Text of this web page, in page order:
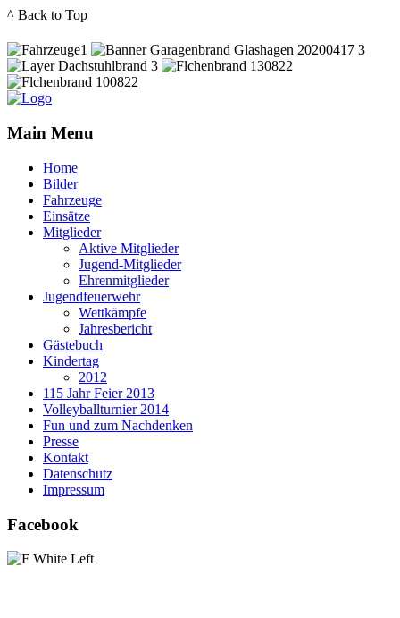
^ Back to Top
Main Menu
Home
Bilder
Fahrzeuge
Einsätze
Mitglieder
Aktive Mitglieder
Jugend-Mitglieder
Ehrenmitglieder
Jugendfeuerwehr
Wettkämpfe
Jahresbericht
Gästebuch
Kindertag
2012
115 Jahr Feier 2013
Volleyballturnier 2014
Fun und zum Nachdenken
Presse
Kontakt
Datenschutz
Impressum
Facebook